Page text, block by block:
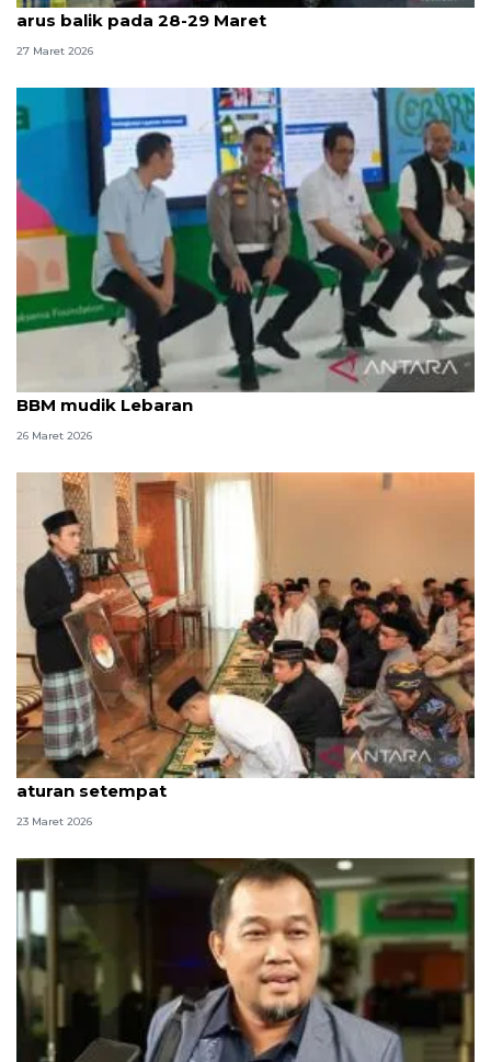
arus balik pada 28-29 Maret
27 Maret 2026
FKBI ingatkan perbaikan soal macet dan distribusi
BBM mudik Lebaran
26 Maret 2026
Idul Fitri di Polandia, KBRI ingatkan WNI patuhi
aturan setempat
23 Maret 2026